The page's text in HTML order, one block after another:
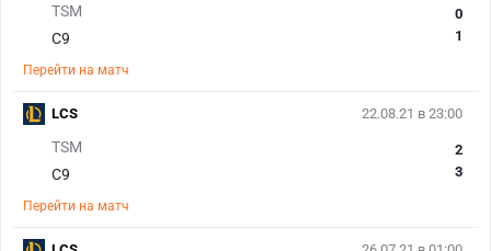
TSM
C9
0
1
Перейти на матч
22.08.21 в 23:00
TSM
C9
2
3
Перейти на матч
LCS